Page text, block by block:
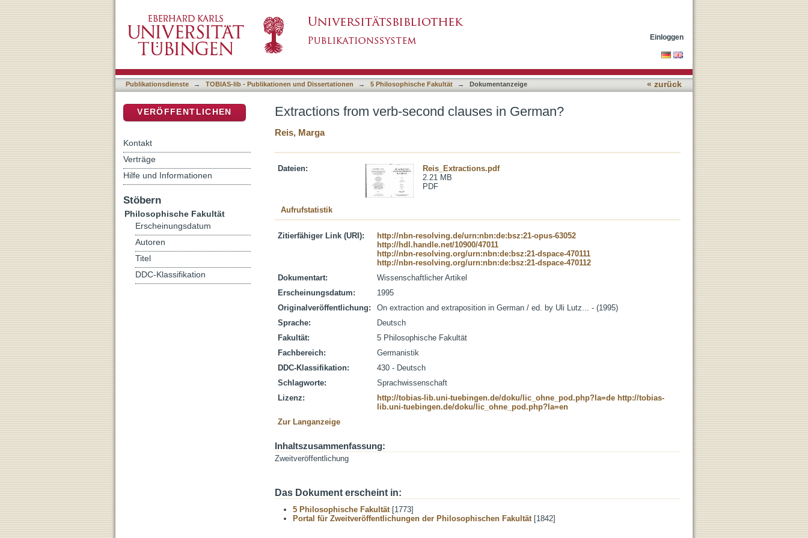
Einloggen
Publikationsdienste → TOBIAS-lib - Publikationen und Dissertationen → 5 Philosophische Fakultät → Dokumentanzeige « zurück
Extractions from verb-second clauses in German?
Reis, Marga
Dateien:
Reis_Extractions.pdf
2.21 MB
PDF
Aufrufstatistik
Zitierfähiger Link (URI):
http://nbn-resolving.de/urn:nbn:de:bsz:21-opus-63052
http://hdl.handle.net/10900/47011
http://nbn-resolving.org/urn:nbn:de:bsz:21-dspace-470111
http://nbn-resolving.org/urn:nbn:de:bsz:21-dspace-470112
Dokumentart:
Wissenschaftlicher Artikel
Erscheinungsdatum:
1995
Originalveröffentlichung:
On extraction and extraposition in German / ed. by Uli Lutz... - (1995)
Sprache:
Deutsch
Fakultät:
5 Philosophische Fakultät
Fachbereich:
Germanistik
DDC-Klassifikation:
430 - Deutsch
Schlagworte:
Sprachwissenschaft
Lizenz:
http://tobias-lib.uni-tuebingen.de/doku/lic_ohne_pod.php?la=de http://tobias-
lib.uni-tuebingen.de/doku/lic_ohne_pod.php?la=en
Zur Langanzeige
Inhaltszusammenfassung:
Zweitveröffentlichung
Das Dokument erscheint in:
5 Philosophische Fakultät[1773]
Portal für Zweitveröffentlichungen der Philosophischen Fakultät[1842]
VERÖFFENTLICHEN
Kontakt
Verträge
Hilfe und Informationen
Stöbern
Philosophische Fakultät
Erscheinungsdatum
Autoren
Titel
DDC-Klassifikation